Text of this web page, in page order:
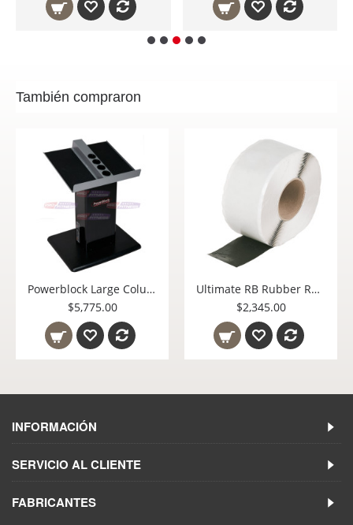
También compraron
Powerblock Large Column Stand 600-00143-01
$5,775.00
Ultimate RB Rubber Rollo de Cinta para Instalación de Piso de Hule para Gimnasio (Sure-Grip Seaming Tape) 2.5"X75'
$2,345.00
INFORMACIÓN
SERVICIO AL CLIENTE
FABRICANTES